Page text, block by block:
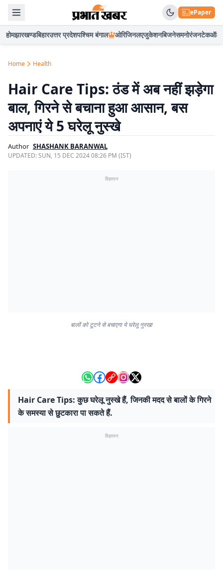
ePaper
होमझारखण्डबिहारउत्तर प्रदेशपश्चिम बंगाल ओरिजिनलएजुकेशनबिजनेसमनोरंजनटेकऑटो
Home Health
Hair Care Tips: ठंड में अब नहीं झड़ेगा
बाल, गिरने से बचाना हुआ आसान, बस
अपनाएं ये 5 घरेलू नुस्खे
Author SHASHANK BARANWAL
UPDATED:SUN, 15 DEC 2024 08:26 PM (IST)
विज्ञापन
बालों को टूटने से बचाएगा ये घरेलू नुस्खा
Hair Care Tips: कुछ घरेलू नुस्खे हैं, जिनकी मदद से बालों के गिरने
के समस्या से छुटकारा पा सकते हैं.
विज्ञापन